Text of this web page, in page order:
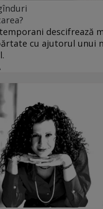
descifrează
cu ajutorul unui